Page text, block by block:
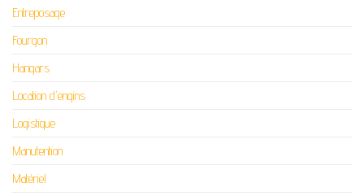
Entreposage
Fourgon
Hangars
Location d'engins
Logistique
Manutention
Matériel